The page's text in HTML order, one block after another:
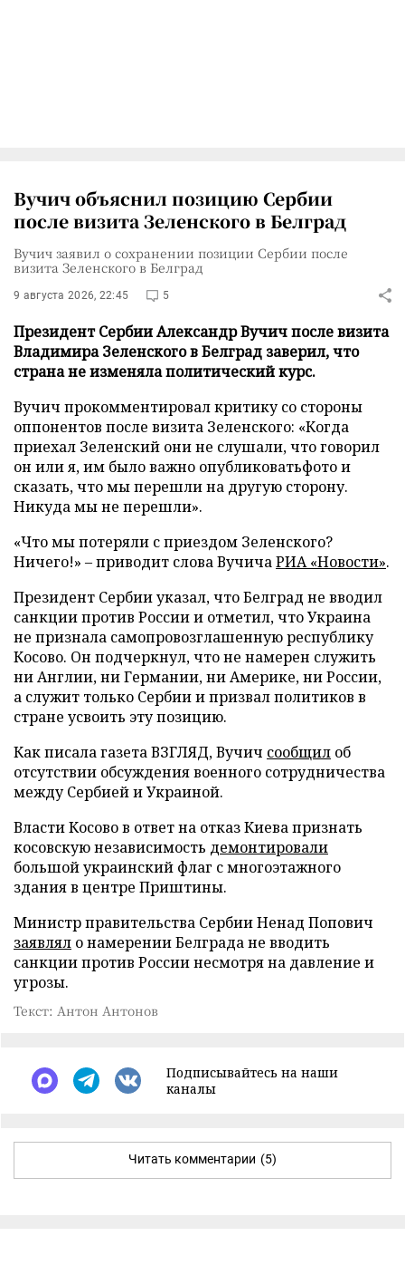
Вучич объяснил позицию Сербии
после визита Зеленского в Белград
Вучич заявил о сохранении позиции Сербии после
визита Зеленского в Белград
9 августа 2026, 22:45 5
Президент Сербии Александр Вучич после визита
Владимира Зеленского в Белград заверил, что
страна не изменяла политический курс.
Вучич прокомментировал критику со стороны
оппонентов после визита Зеленского: «Когда
приехал Зеленский они не слушали, что говорил
он или я, им было важно опубликоватьфото и
сказать, что мы перешли на другую сторону.
Никуда мы не перешли».
«Что мы потеряли с приездом Зеленского?
Ничего!» – приводит слова ВучичаРИА «Новости».
Президент Сербии указал, что Белград не вводил
санкции против России и отметил, что Украина
не признала самопровозглашенную республику
Косово. Он подчеркнул, что не намерен служить
ни Англии, ни Германии, ни Америке, ни России,
а служит только Сербии и призвал политиков в
стране усвоить эту позицию.
Как писала газета ВЗГЛЯД, Вучич сообщил об
отсутствии обсуждения военного сотрудничества
между Сербией и Украиной.
Власти Косово в ответ на отказ Киева признать
косовскую независимость демонтировали
большой украинский флаг с многоэтажного
здания в центре Приштины.
Министр правительства Сербии Ненад Попович
заявлял о намерении Белграда не вводить
санкции против России несмотря на давление и
угрозы.
Текст: Антон Антонов
Подписывайтесь на наши
каналы
Читать комментарии (5)